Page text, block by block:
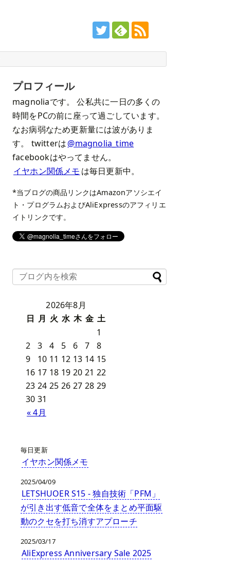
プロフィール
magnoliaです。 公私共に一日の多くの
時間をPCの前に座って過ごしています。
なお病弱なため更新量には波がありま
す。 twitterは@magnolia_time
facebookはやってません。
イヤホン関係メモ は毎日更新中。
*当ブログの商品リンクはAmazonアソシエイ
ト・プログラムおよびAliExpressのアフィリエ
イトリンクです。
2026年8月
日 月 火 水 木 金 土
« 4月
1
2
3 4 5 6 7
8
9
10 11 12 13 14 15
16 17 18 19 20 21 22
23 24 25 26 27 28 29
30 31
毎日更新
イヤホン関係メモ
2025/04/09
LETSHUOER S15 - 独自技術「PFM」
が引き出す低音で全体をまとめ平面駆
動のクセを打ち消すアプローチ
2025/03/17
AliExpress Anniversary Sale 2025